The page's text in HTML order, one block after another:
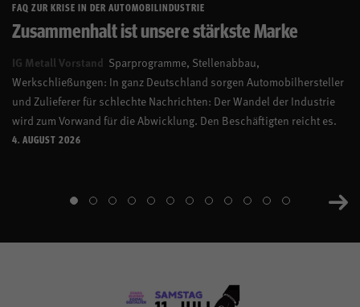
FAQ ZUR KRISE IN DER AUTOMOBILINDUSTRIE
Zusammenhalt ist unsere stärkste Marke
IG Metall Vorstand Sparprogramme, Stellenabbau,
Werkschließungen: In ganz Deutschland sorgen Automobilhersteller
und Zulieferer für schlechte Nachrichten: Der Wandel der Industrie
wird zum Vorwand für die Abwicklung. Den Beschäftigten reicht es.
4. AUGUST 2026